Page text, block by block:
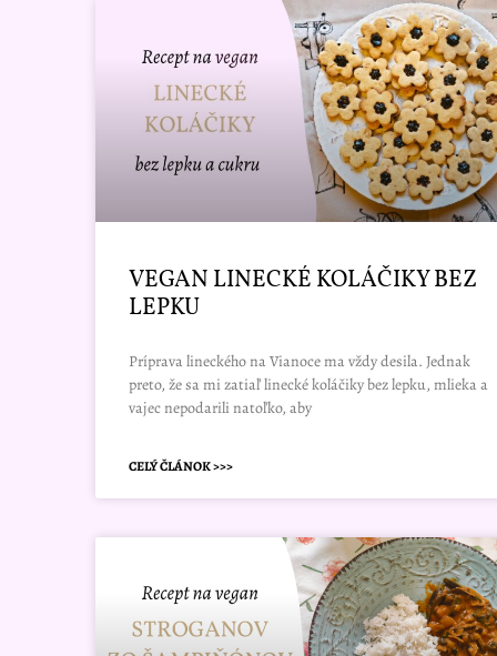
VEGAN LINECKÉ KOLÁČIKY BEZ
LEPKU
Príprava lineckého na Vianoce ma vždy desila. Jednak
preto, že sa mi zatiaľ linecké koláčiky bez lepku, mlieka a
vajec nepodarili natoľko, aby
CELÝ ČLÁNOK >>>